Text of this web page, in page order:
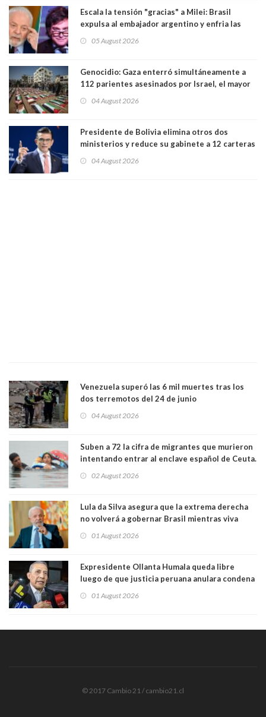
Escala la tensión "gracias" a Milei: Brasil
expulsa al embajador argentino y enfria las
trasandino
05 August 2026
Genocidio: Gaza enterró simultáneamente a
112 parientes asesinados por Israel, el mayor
muertos figuran 44 niños y nueve ancianos
04 August 2026
Presidente de Bolivia elimina otros dos
ministerios y reduce su gabinete a 12 carteras
04 August 2026
Venezuela superó las 6 mil muertes tras los
dos terremotos del 24 de junio
04 August 2026
Suben a 72 la cifra de migrantes que murieron
intentando entrar al enclave español de Ceuta.
02 August 2026
Lula da Silva asegura que la extrema derecha
no volverá a gobernar Brasil mientras viva
01 August 2026
Expresidente Ollanta Humala queda libre
luego de que justicia peruana anulara condena
01 August 2026
© 2017 Cambio 21 / cambio21.cl